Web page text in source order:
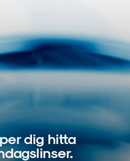
dig hitta